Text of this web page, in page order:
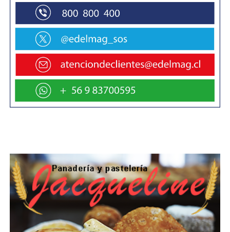
Finalmente, esta organización lamenta
profundamente los dichos emitidos por la
máxima autoridad comunal, el señor alcalde
Claudio Radonich, los que llaman a confusión y
enlodan el pulcro trabajo que se ha hecho estos
años por sacar adelante un evento deportivo
que congrega a todo el grupo familiar en torno a
la pasión por los autos clásicos, además de ser
un importante atractivo turístico para nuestra
prometió en reunión realizada con la comisión
organizadora y el Sr Alcalde , que el día lunes 22
a más tardar a las 17 hs , se aclararía
públicamente , por el mismo medio y frente a la
misma Periodista de TVN , lo "erróneamente "
dicho.